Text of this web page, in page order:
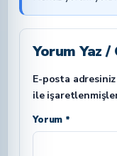
Yorum Yaz /
E-posta adresiniz
ile
Yorum *